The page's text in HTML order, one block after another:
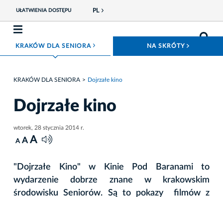
UŁATWIENIA DOSTĘPU PL
KRAKÓW DLA SENIORAROZWIŃ MENU NA SKRÓTY
KRAKÓW DLA SENIORA Dojrzałe kino
Dojrzałe kino
wtorek, 28 stycznia 2014 r.
A A A
"Dojrzałe Kino" w Kinie Pod Baranami to
wydarzenie dobrze znane w krakowskim
środowisku Seniorów. Są to pokazy filmów z